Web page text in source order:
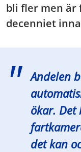
bli fler men är
decenniet
Andelen
ökar. Det
det kan